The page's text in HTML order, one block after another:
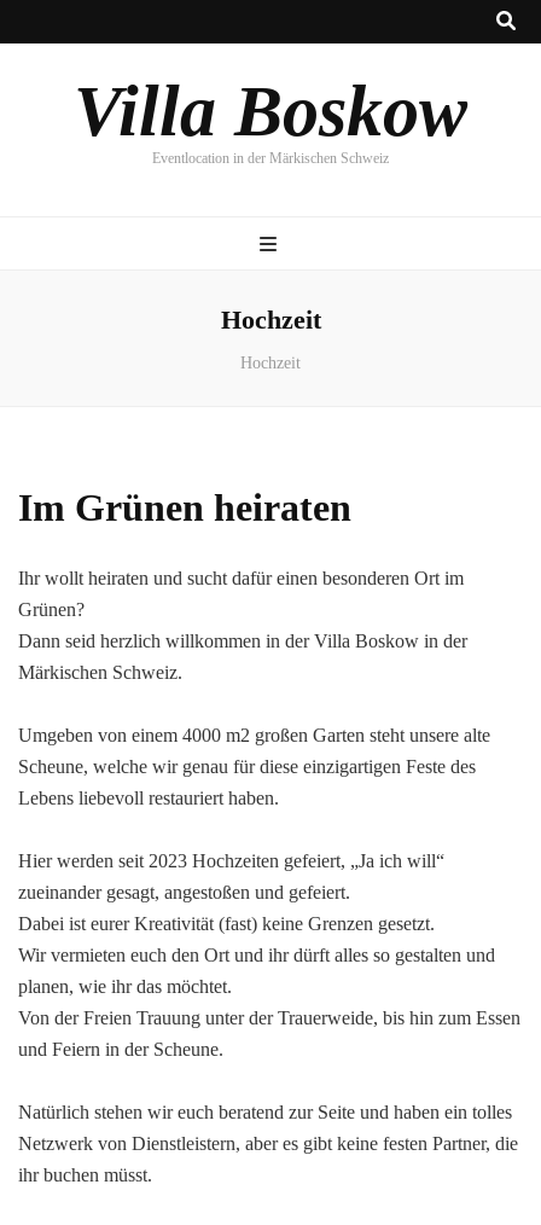
Villa Boskow
Eventlocation in der Märkischen Schweiz
Hochzeit
Hochzeit
Im Grünen heiraten
Ihr wollt heiraten und sucht dafür einen besonderen Ort im
Grünen?
Dann seid herzlich willkommen in der Villa Boskow in der
Märkischen Schweiz.
Umgeben von einem 4000 m2 großen Garten steht unsere alte
Scheune, welche wir genau für diese einzigartigen Feste des
Lebens liebevoll restauriert haben.
Hier werden seit 2023 Hochzeiten gefeiert, „Ja ich will“
zueinander gesagt, angestoßen und gefeiert.
Dabei ist eurer Kreativität (fast) keine Grenzen gesetzt.
Wir vermieten euch den Ort und ihr dürft alles so gestalten und
planen, wie ihr das möchtet.
Von der Freien Trauung unter der Trauerweide, bis hin zum Essen
und Feiern in der Scheune.
Natürlich stehen wir euch beratend zur Seite und haben ein tolles
Netzwerk von Dienstleistern, aber es gibt keine festen Partner, die
ihr buchen müsst.